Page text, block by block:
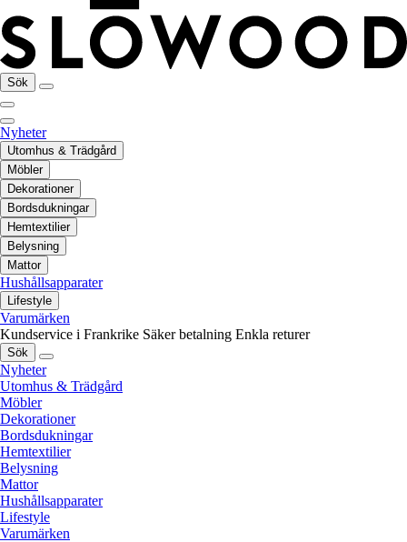
Sök
Nyheter
Utomhus & Trädgård
Möbler
Dekorationer
Bordsdukningar
Hemtextilier
Belysning
Mattor
Hushållsapparater
Lifestyle
Varumärken
Kundservice i Frankrike Säker betalning Enkla returer
Sök
Nyheter
Utomhus & Trädgård
Möbler
Dekorationer
Bordsdukningar
Hemtextilier
Belysning
Mattor
Hushållsapparater
Lifestyle
Varumärken